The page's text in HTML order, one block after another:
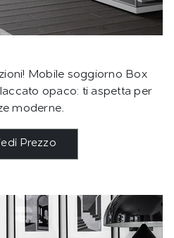
Mobile soggiorno Box
opaco: ti aspetta per
moderne.
Prezzo